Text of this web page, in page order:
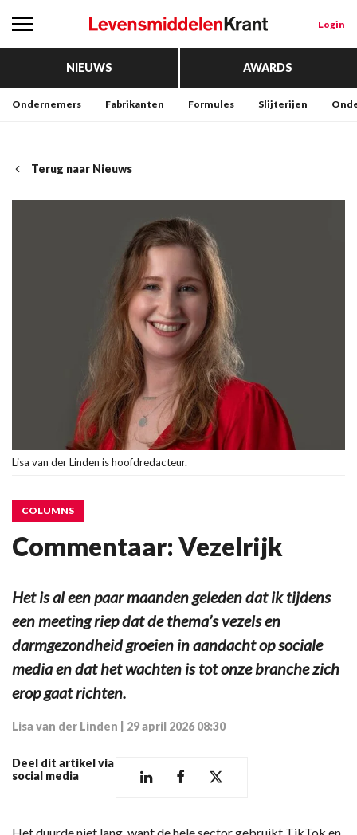
Login
NIEUWS AWARDS
Ondernemers Fabrikanten Formules Slijterijen
Terug naar Nieuws
Lisa van der Linden is hoofdredacteur.
COLUMNS
Commentaar: Vezelrijk
Het is al een paar maanden geleden dat ik tijdens
een meeting riep dat de thema’s vezels en
darmgezondheid groeien in aandacht op sociale
media en dat het wachten is tot onze branche zich
erop gaat richten.
Lisa van der Linden 29 april 2026 08:30
Deel dit artikel via
social media
Het duurde niet lang, want de hele sector gebruikt TikTok en